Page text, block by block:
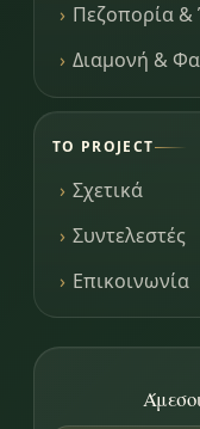
Πεζοπορία
Διαμονή &
ΤΟ PROJECT
Σχετικά
Συντελεστές
Επικοινωνία